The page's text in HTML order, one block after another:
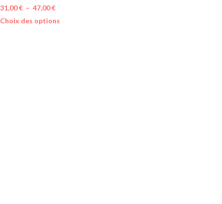
31,00€ – 47,00€
Choix des options